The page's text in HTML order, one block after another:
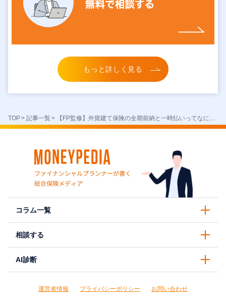
もっと詳しく見る
TOP> 記事一覧 > 【FP監修】外貨建て保険の全期前納と一時払いってなに？それぞれのメリット・デメリット・違いを徹底解説！
コラム一覧
相談する
AI診断
運営者情報 プライバシーポリシー お問い合わせ